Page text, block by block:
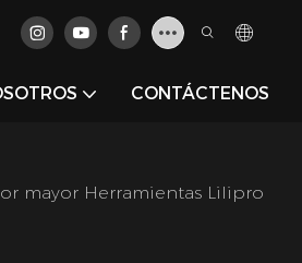
CONTÁCTENOS
mayor Herramientas Lilipro